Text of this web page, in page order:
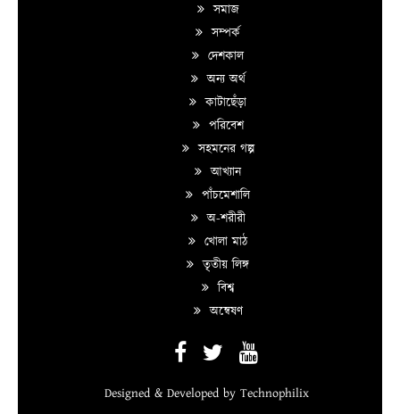
সমাজ
সম্পর্ক
দেশকাল
অন্য অর্থ
কাটাছেঁড়া
পরিবেশ
সহমনের গল্প
আখ্যান
পাঁচমেশালি
অ-শরীরী
খোলা মাঠ
তৃতীয় লিঙ্গ
বিশ্ব
অন্বেষণ
Designed & Developed by Technophilix